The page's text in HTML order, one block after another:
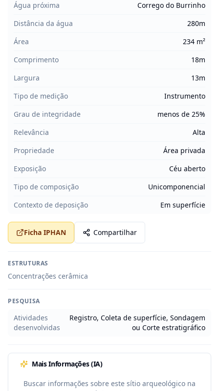
Água próxima
Corrego do Burrinho
Distância da água
280m
Área
234 m²
Comprimento
18m
Largura
13m
Tipo de medição
Instrumento
Grau de integridade
menos de 25%
Relevância
Alta
Propriedade
Área privada
Exposição
Céu aberto
Tipo de composição
Unicomponencial
Contexto de deposição
Em superfície
Ficha IPHAN Compartilhar
ESTRUTURAS
Concentrações cerâmica
PESQUISA
Atividades
desenvolvidas
Registro, Coleta de superfície, Sondagem
ou Corte estratigráfico
Mais Informações (IA)
Buscar informações sobre este sítio arqueológico na